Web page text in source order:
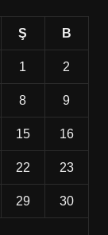
Ş B
1 2
8 9
15 16
22 23
29 30